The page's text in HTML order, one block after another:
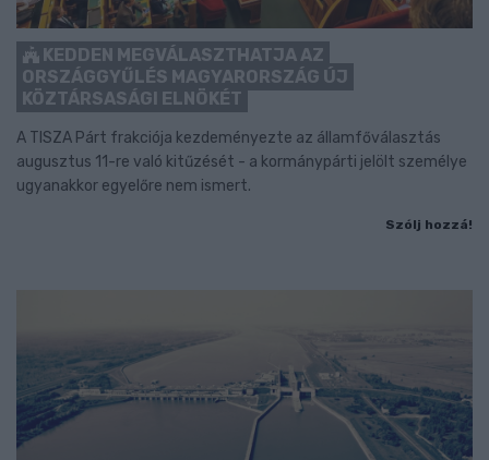
KEDDEN MEGVÁLASZTHATJA AZ
ORSZÁGGYŰLÉS MAGYARORSZÁG ÚJ
KÖZTÁRSASÁGI ELNÖKÉT
A TISZA Párt frakciója kezdeményezte az államfőválasztás
augusztus 11-re való kitűzését - a kormánypárti jelölt személye
ugyanakkor egyelőre nem ismert.
Szólj hozzá!